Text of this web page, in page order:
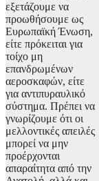
εξετάζουμε να
προωθήσουμε ως
Ευρωπαϊκή Ένωση,
είτε πρόκειται για
τοίχο μη
επανδρωμένων
αεροσκαφών, είτε
για αντιπυραυλικό
σύστημα. Πρέπει να
γνωρίζουμε ότι οι
μελλοντικές απειλές
μπορεί να μην
προέρχονται
απαραίτητα από την